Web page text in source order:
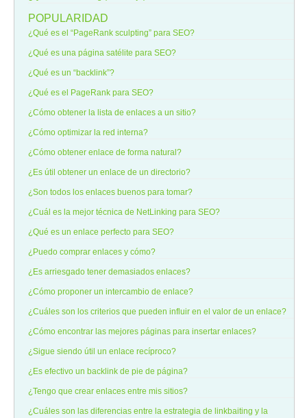
POPULARIDAD
¿Qué es el “PageRank sculpting” para SEO?
¿Qué es una página satélite para SEO?
¿Qué es un “backlink”?
¿Qué es el PageRank para SEO?
¿Cómo obtener la lista de enlaces a un sitio?
¿Cómo optimizar la red interna?
¿Cómo obtener enlace de forma natural?
¿Es útil obtener un enlace de un directorio?
¿Son todos los enlaces buenos para tomar?
¿Cuál es la mejor técnica de NetLinking para SEO?
¿Qué es un enlace perfecto para SEO?
¿Puedo comprar enlaces y cómo?
¿Es arriesgado tener demasiados enlaces?
¿Cómo proponer un intercambio de enlace?
¿Cuáles son los criterios que pueden influir en el valor de un enlace?
¿Cómo encontrar las mejores páginas para insertar enlaces?
¿Sigue siendo útil un enlace recíproco?
¿Es efectivo un backlink de pie de página?
¿Tengo que crear enlaces entre mis sitios?
¿Cuáles son las diferencias entre la estrategia de linkbaiting y la